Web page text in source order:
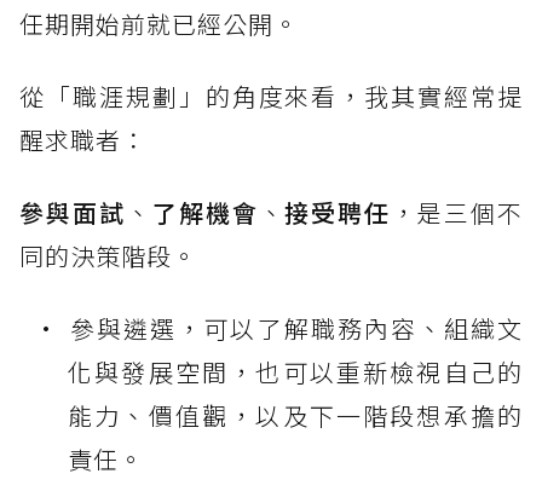
任期開始前就已經公開。
從「職涯規劃」的角度來看，我其實經常提
醒求職者：
參與面試 、 了解機會 、接受聘任 ，是三個不
同的決策階段。
參與遴選，可以了解職務內容、組織文
化與發展空間，也可以重新檢視自己的
能力、價值觀，以及下一階段想承擔的
責任。